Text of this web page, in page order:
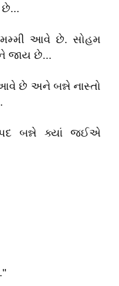
મમ્મી આવે છે. સોહમ
જાય છે...
છે અને બન્ને નાસ્તો
બન્ને ક્યાં જઈએ